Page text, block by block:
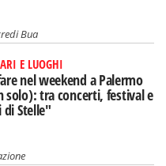
Bua
E LUOGHI
nel weekend a Palermo
solo): tra concerti, festival e
di Stelle"